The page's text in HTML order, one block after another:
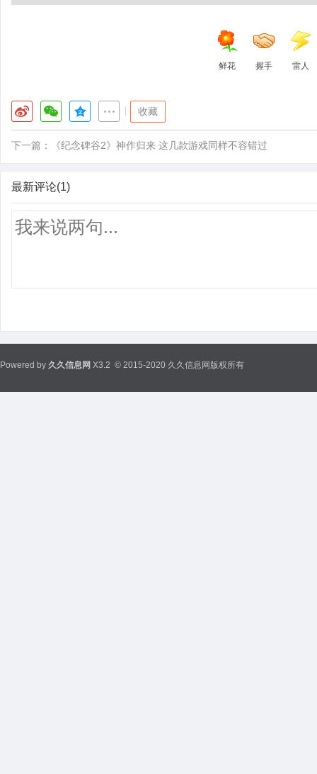
鲜花 握手 雷人
收藏
下一篇： 《纪念碑谷2》神作归来 这几款游戏同样不容错过
最新评论(1)
Powered by 久久信息网 X3.2 © 2015-2020 久久信息网版权所有